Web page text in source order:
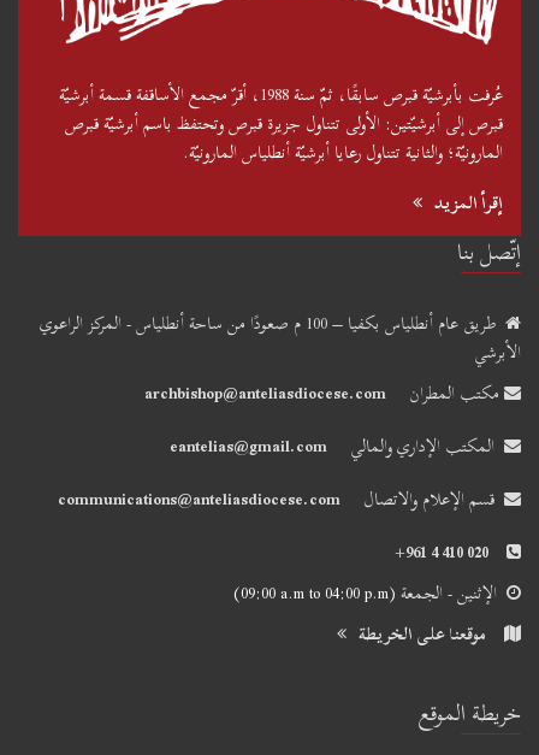
عُرفت بأبرشيّة قبرص سابقًا، ثمّ سنة 1988، أقرّ مجمع الأساقفة قسمة أبرشيّة
قبرص إلى أبرشيّتين: الأولى تتناول جزيرة قبرص وتحتفظ باسم أبرشيّة قبرص
المارونيّة؛ والثانية تتناول رعايا أبرشيّة أنطلياس المارونيّة.
إقرأ المزيد
إتّصل بنا
طريق عام أنطلياس بكفيا – 100 م صعودًا من ساحة أنطلياس - المركز الراعوي
الأبرشي
مكتب المطران
archbishop@anteliasdiocese.com
المكتب الإداري والمالي
eantelias@gmail.com
قسم الإعلام والاتصال
communications@anteliasdiocese.com
+961 4 410 020
الإثنين - الجمعة(09:00 a.m to 04:00 p.m)
موقعنا على الخريطة
خريطة الموقع